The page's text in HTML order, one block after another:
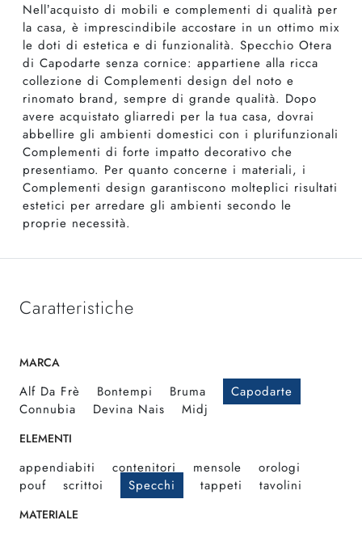
Nell’acquisto di mobili e complementi di qualità per
la casa, è imprescindibile accostare in un ottimo mix
le doti di estetica e di funzionalità. Specchio Otera
di Capodarte senza cornice: appartiene alla ricca
collezione di Complementi design del noto e
rinomato brand, sempre di grande qualità. Dopo
avere acquistato gliarredi per la tua casa, dovrai
abbellire gli ambienti domestici con i plurifunzionali
Complementi di forte impatto decorativo che
presentiamo. Per quanto concerne i materiali, i
Complementi design garantiscono molteplici risultati
estetici per arredare gli ambienti secondo le
proprie necessità.
Caratteristiche
MARCA
Alf Da Frè Bontempi Bruma
Capodarte
Connubia
Devina Nais Midj
ELEMENTI
appendiabiti contenitori mensole
orologi
pouf
scrittoi Specchi tappeti tavolini
MATERIALE